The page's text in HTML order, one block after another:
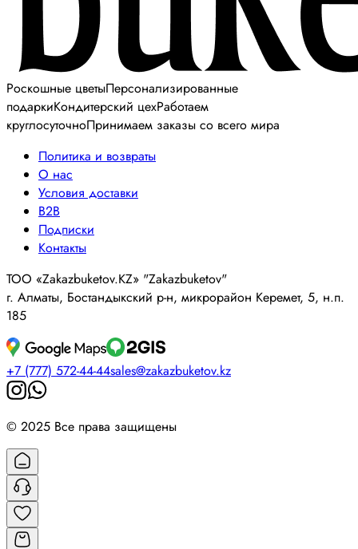
Роскошные цветыПерсонализированные
подаркиКондитерский цехРаботаем
круглосуточноПринимаем заказы со всего мира
Политика и возвраты
О нас
Условия доставки
B2B
Подписки
Контакты
ТОО «Zakazbuketov.KZ» "Zakazbuketov"
г. Алматы, Бостандыкский р-н, микрорайон Керемет, 5, н.п.
185
+7 (777) 572-44-44sales@zakazbuketov.kz
© 2025 Все права защищены